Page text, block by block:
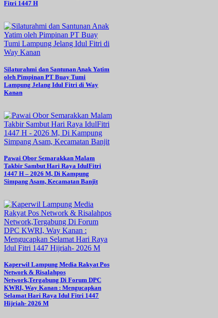
Fitri 1447 H
Silaturahmi dan Santunan Anak Yatim
oleh Pimpinan PT Buay Tumi
Lampung Jelang Idul Fitri di Way
Kanan
Pawai Obor Semarakkan Malam
Takbir Sambut Hari Raya IdulFitri
1447 H – 2026 M, Di Kampung
Simpang Asam, Kecamatan Banjit
Kaperwil Lampung Media Rakyat Pos
Network & Risalahpos
Network,Tergabung Di Forum DPC
KWRI, Way Kanan : Mengucapkan
Selamat Hari Raya Idul Fitri 1447
Hijriah- 2026 M